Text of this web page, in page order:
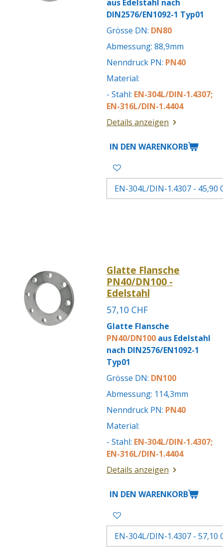
aus Edelstahl nach
DIN2576/EN1092-1 Typ01
Grösse DN: DN80
Abmessung: 88,9mm
Nenndruck PN: PN40
Material:
- Stahl: EN-304L/DIN-1.4307;
EN-316L/DIN-1.4404
Details anzeigen
IN DEN WARENKORB
Glatte Flansche
PN40/DN100 -
Edelstahl
57,10 CHF
Glatte Flansche
PN40/DN100 aus Edelstahl
nach DIN2576/EN1092-1
Typ01
Grösse DN: DN100
Abmessung: 114,3mm
Nenndruck PN: PN40
Material:
- Stahl: EN-304L/DIN-1.4307;
EN-316L/DIN-1.4404
Details anzeigen
IN DEN WARENKORB